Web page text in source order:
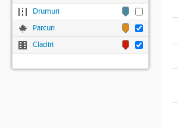
Drumuri
Parcuri
Cladiri